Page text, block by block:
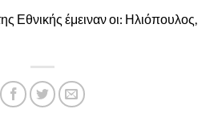
Εθνικής έμειναν οι: Ηλιόπουλος,